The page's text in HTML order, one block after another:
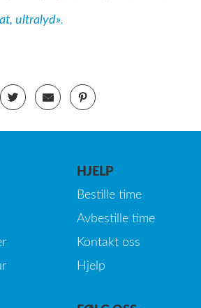
ultralyd».
HJELP
Bestille time
Avbestille time
Kontakt oss
Hjelp